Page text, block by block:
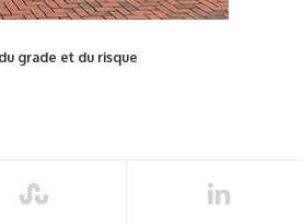
grade et du risque